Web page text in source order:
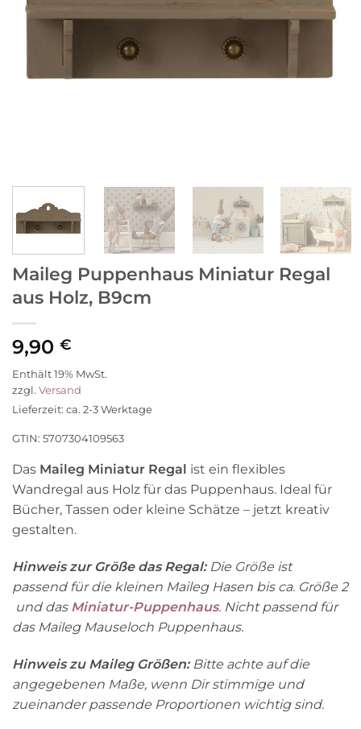
Maileg Puppenhaus Miniatur Regal
aus Holz, B9cm
9,90 €
Enthält 19% MwSt.
zzgl. Versand
Lieferzeit: ca. 2-3 Werktage
GTIN: 5707304109563
Das Maileg Miniatur Regal ist ein flexibles
Wandregal aus Holz für das Puppenhaus. Ideal für
Bücher, Tassen oder kleine Schätze – jetzt kreativ
gestalten.
Hinweis zur Größe das Regal:Die Größe ist
passend für die kleinen Maileg Hasen bis ca. Größe 2
und das Miniatur-Puppenhaus. Nicht passend für
das Maileg Mauseloch Puppenhaus.
Hinweis zu Maileg Größen:Bitte achte auf die
angegebenen Maße, wenn Dir stimmige und
zueinander passende Proportionen wichtig sind.